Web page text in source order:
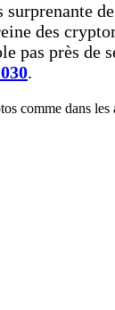
des
pas près de
.
comme dans